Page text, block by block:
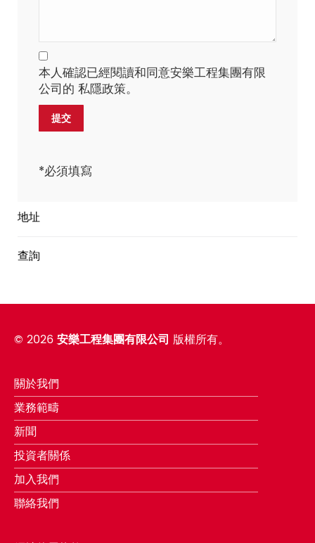
本人確認已經閱讀和同意安樂工程集團有限
公司的 私隱政策。
*必須填寫
地址
查詢
© 2026安樂工程集團有限公司 版權所有。
關於我們
業務範疇
新聞
投資者關係
加入我們
聯絡我們